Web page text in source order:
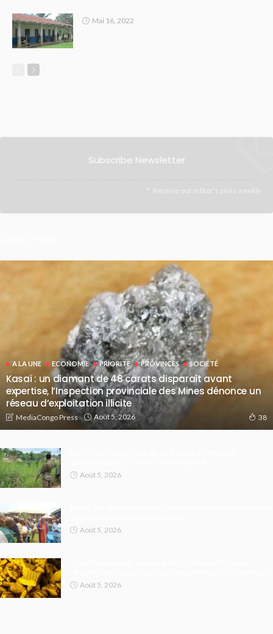
Mai 16, 2022
Subscribe Newsletter
Receive our editor's picks weekly
A LA UNE ECONOMIE PRIORITE PROVINCES SOCIÉTÉ
Kasaï : un diamant de 48 carats disparaît avant
expertise, l’Inspection provinciale des Mines dénonce un
réseau d’exploitation illicite
MediaCongo Press Août 5, 2026 38
Août 5, 2026
Août 5, 2026
Août 5, 2026